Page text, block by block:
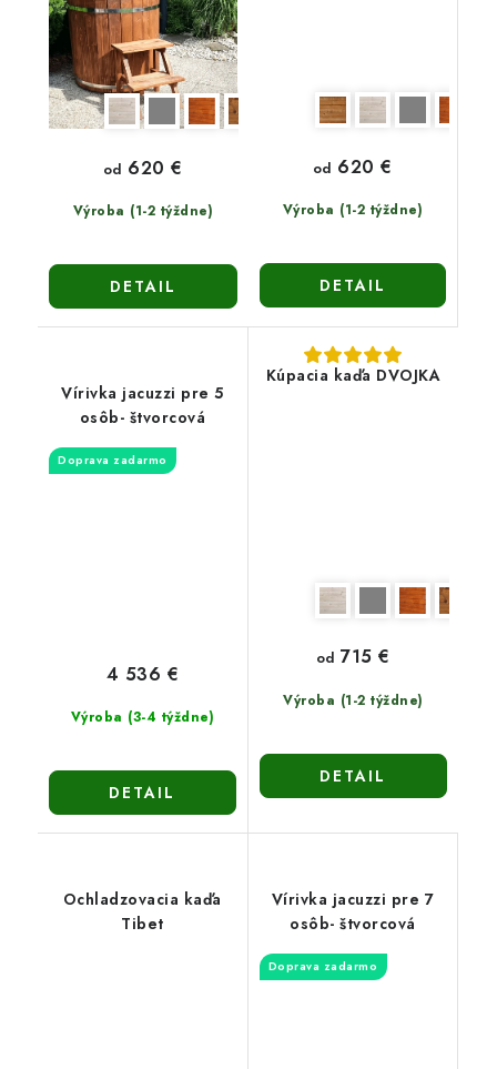
Výroba (1-2 týždne)
od 620 €
DETAIL
Výroba (1-2 týždne)
od 620 €
DETAIL
Vírivka jacuzzi pre 5
osôb- štvorcová
Doprava zadarmo
Výroba (3-4 týždne)
4 536 €
DETAIL
Kúpacia kaďa DVOJKA
Výroba (1-2 týždne)
od 715 €
DETAIL
Ochladzovacia kaďa
Tibet
Vírivka jacuzzi pre 7
osôb- štvorcová
Doprava zadarmo